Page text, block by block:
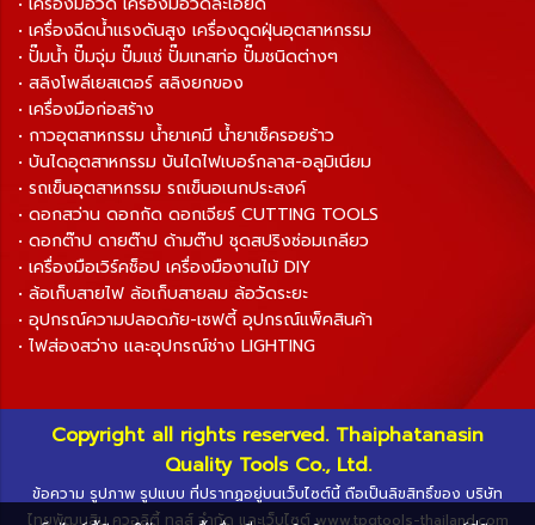
• เครื่องฉีดน้ำแรงดันสูง เครื่องดูดฝุ่นอุตสาหกรรม
• ปั๊มน้ำ ปั๊มจุ่ม ปั๊มแช่ ปั๊มเทสท่อ ปั๊มชนิดต่างๆ
• สลิงโพลีเยสเตอร์ สลิงยกของ
• เครื่องมือก่อสร้าง
• กาวอุตสาหกรรม น้ำยาเคมี น้ำยาเช็ครอยร้าว
• บันไดอุตสาหกรรม บันไดไฟเบอร์กลาส-อลูมิเนียม
• รถเข็นอุตสาหกรรม รถเข็นอเนกประสงค์
• ดอกสว่าน ดอกกัด ดอกเจียร์ CUTTING TOOLS
• ดอกต๊าป ดายต๊าป ด้ามต๊าป ชุดสปริงซ่อมเกลียว
• เครื่องมือเวิร์คช็อป เครื่องมืองานไม้ DIY
• ล้อเก็บสายไฟ ล้อเก็บสายลม ล้อวัดระยะ
• อุปกรณ์ความปลอดภัย-เซฟตี้ อุปกรณ์แพ็คสินค้า
• ไฟส่องสว่าง และอุปกรณ์ช่าง LIGHTING
Copyright all rights reserved. Thaiphatanasin
Quality Tools Co., Ltd.
ข้อความ รูปภาพ รูปแบบ ที่ปรากฏอยู่บนเว็บไซต์นี้ ถือเป็นลิขสิทธิ์ของ บริษัท